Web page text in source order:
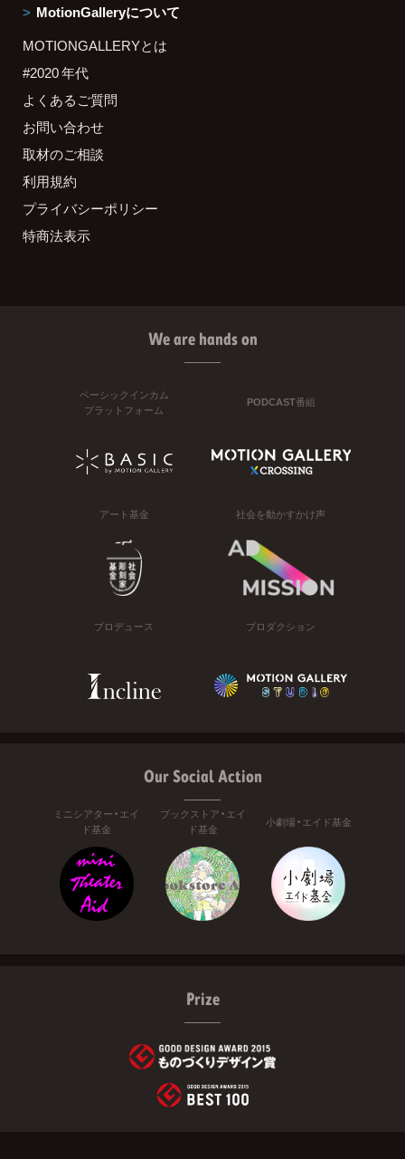
MotionGalleryについて
MOTIONGALLERYとは
#2020 年代
よくあるご質問
お問い合わせ
取材のご相談
利用規約
プライバシーポリシー
特商法表示
We are hands on
ベーシックインカム
プラットフォーム
PODCAST番組
アート基金 社会を動かすかけ声
プロデュース プロダクション
Our Social Action
ミニシアター・エイ
ド基金
ブックストア・エイ
ド基金
小劇場・エイド基金
Prize